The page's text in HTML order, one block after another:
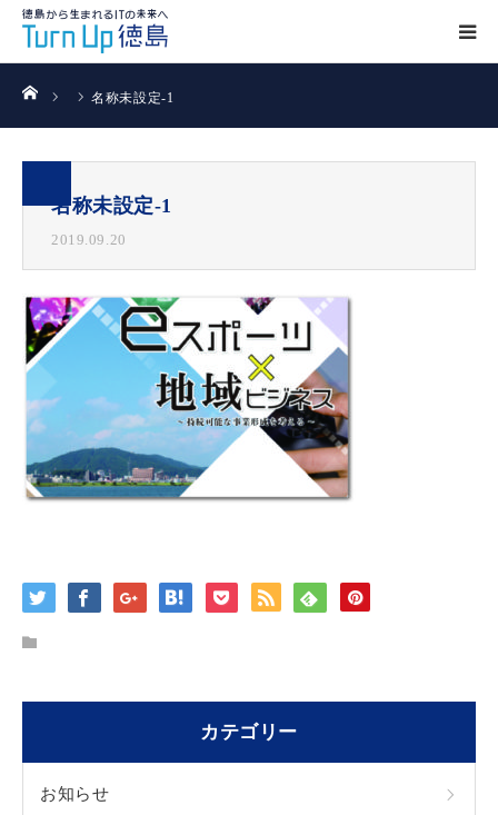
ホーム 名称未設定-1
名称未設定-1
2019.09.20
カテゴリー
お知らせ